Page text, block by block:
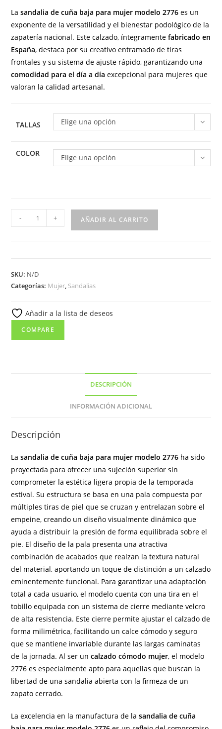
Lasandalia de cuña baja para mujer modelo 2776 es un
exponente de la versatilidad y el bienestar podológico de la
zapatería nacional. Este calzado, íntegramentefabricado en
España, destaca por su creativo entramado de tiras
frontales y su sistema de ajuste rápido, garantizando una
comodidad para el día a día excepcional para mujeres que
valoran la calidad artesanal.
TALLAS Elige una opción
COLOR Elige una opción
Sandalia
de
tiras
cruzadas
mujer
modelo
2776
- + AÑADIR AL CARRITO
SKU: N/D
Categorías: Mujer, Sandalias
Añadir a la lista de deseos
COMPARE
DESCRIPCIÓN
INFORMACIÓN ADICIONAL
Descripción
Lasandalia de cuña baja para mujer modelo 2776 ha sido
proyectada para ofrecer una sujeción superior sin
comprometer la estética ligera propia de la temporada
estival. Su estructura se basa en una pala compuesta por
múltiples tiras de piel que se cruzan y entrelazan sobre el
empeine, creando un diseño visualmente dinámico que
ayuda a distribuir la presión de forma equilibrada sobre el
pie. El diseño de la pala presenta una atractiva
combinación de acabados que realzan la textura natural
del material, aportando un toque de distinción a un calzado
eminentemente funcional. Para garantizar una adaptación
total a cada usuario, el modelo cuenta con una tira en el
tobillo equipada con un sistema de cierre mediante velcro
de alta resistencia. Este cierre permite ajustar el calzado de
forma milimétrica, facilitando un calce cómodo y seguro
que se mantiene invariable durante las largas caminatas
de la jornada. Al ser uncalzado cómodo mujer, el modelo
2776 es especialmente apto para aquellas que buscan la
libertad de una sandalia abierta con la firmeza de un
zapato cerrado.
La excelencia en la manufactura de lasandalia de cuña